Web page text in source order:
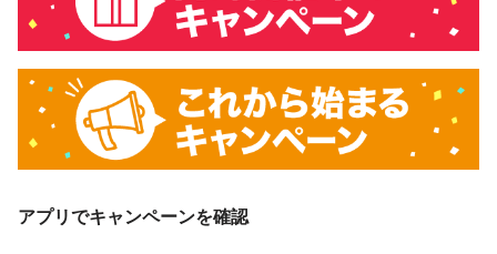
アプリでキャンペーンを確認